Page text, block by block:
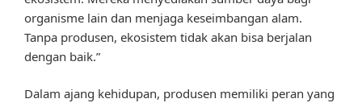
organisme lain dan menjaga keseimbangan alam.
Tanpa produsen, ekosistem tidak akan bisa berjalan
dengan baik.”
Dalam ajang kehidupan, produsen memiliki peran yang